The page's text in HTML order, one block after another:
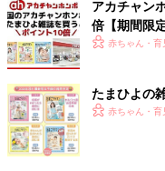
アカチャン
倍【期間限定
赤ちゃん・育
たまひよの
赤ちゃん・育